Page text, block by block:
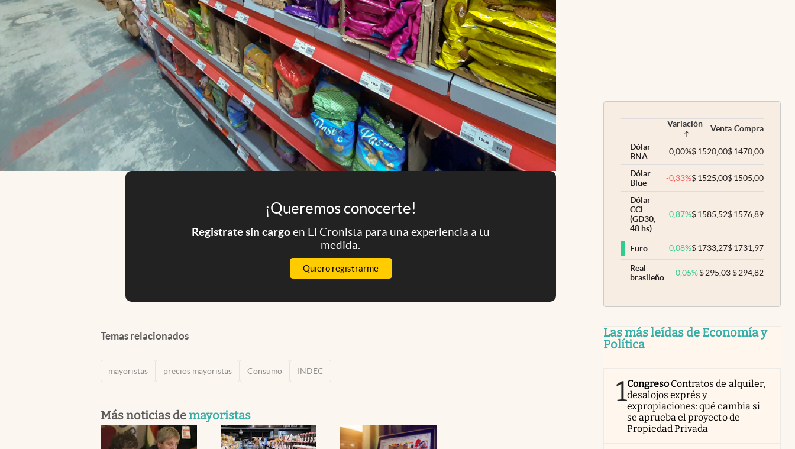
¡Queremos conocerte!
Registrate sin cargoen El Cronista para una experiencia a tu
medida.
Quiero registrarme
Temas relacionados
mayoristas precios mayoristas Consumo INDEC
Más noticias demayoristas
Variación Venta Compra
Dólar
BNA
0,00%$1520,00$1470,00
Dólar
Blue
-0,33%$1525,00$1505,00
Dólar
CCL
(GD30,
48 hs)
0,87%$1585,52$1576,89
Euro 0,08%$1733,27$1731,97
Real
brasileño
0,05% $295,03 $294,82
Las más leídas de Economía y
Política
1Congreso Contratos de alquiler,
desalojos exprés y
expropiaciones: qué cambia si
se aprueba el proyecto de
Propiedad Privada